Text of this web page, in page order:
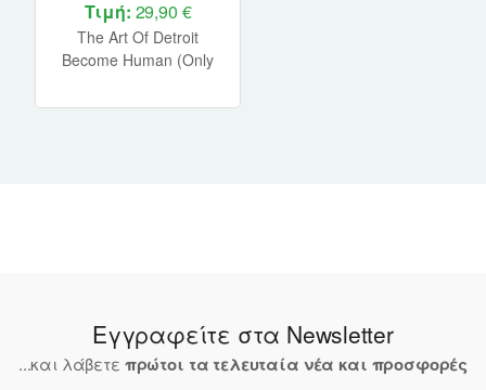
Τιμή: 29,90 €
The Art Of Detroit
Become Human (Only
Εγγραφείτε στα Newsletter
...και λάβετε πρώτοι τα τελευταία νέα και προσφορές